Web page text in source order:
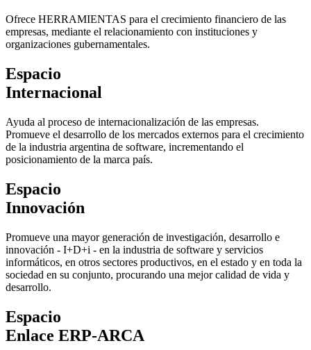
Ofrece HERRAMIENTAS para el crecimiento financiero de las
empresas, mediante el relacionamiento con instituciones y
organizaciones gubernamentales.
Espacio
Internacional
Ayuda al proceso de internacionalización de las empresas.
Promueve el desarrollo de los mercados externos para el crecimiento
de la industria argentina de software, incrementando el
posicionamiento de la marca país.
Espacio
Innovación
Promueve una mayor generación de investigación, desarrollo e
innovación - I+D+i - en la industria de software y servicios
informáticos, en otros sectores productivos, en el estado y en toda la
sociedad en su conjunto, procurando una mejor calidad de vida y
desarrollo.
Espacio
Enlace ERP-ARCA